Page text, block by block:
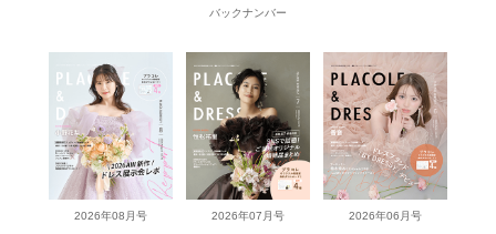
バックナンバー
2026年08月号 2026年07月号 2026年06月号